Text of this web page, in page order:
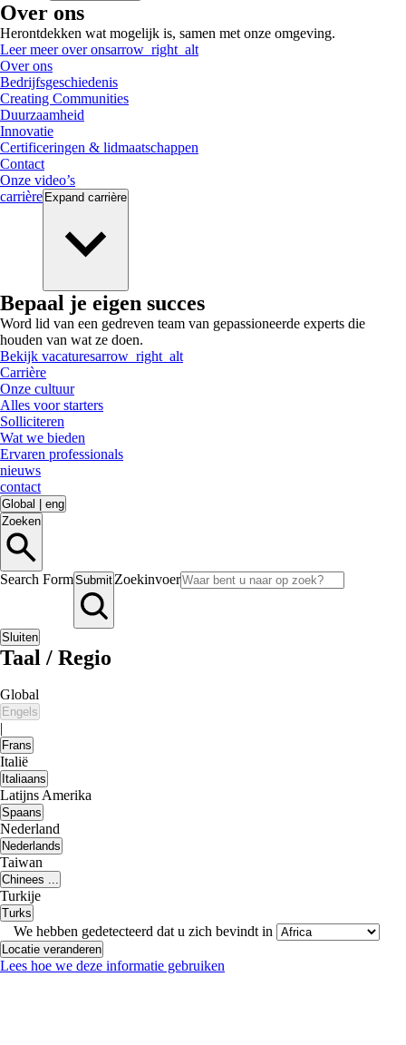
Over ons
Herontdekken wat mogelijk is, samen met onze omgeving.
Leer meer over onsarrow_right_alt
Over ons
Bedrijfsgeschiedenis
Creating Communities
Duurzaamheid
Innovatie
Certificeringen & lidmaatschappen
Contact
Onze video’s
carrière Expand carrière
Bepaal je eigen succes
Word lid van een gedreven team van gepassioneerde experts die
houden van wat ze doen.
Bekijk vacaturesarrow_right_alt
Carrière
Onze cultuur
Alles voor starters
Solliciteren
Wat we bieden
Ervaren professionals
nieuws
contact
Global
eng
Zoeken
Search FormSubmit Zoekinvoer
Sluiten
Taal / Regio
Global
Engels
|
Frans
Italië
Italiaans
Latijns Amerika
Spaans
Nederland
Nederlands
Taiwan
Chinees ...
Turkije
Turks
We hebben gedetecteerd dat u zich bevindt in
Locatie veranderen
Lees hoe we deze informatie gebruiken